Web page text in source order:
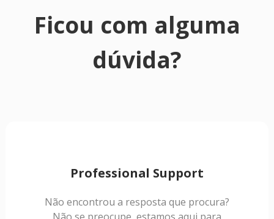
Ficou com alguma
dúvida?
Professional Support
Não encontrou a resposta que procura?